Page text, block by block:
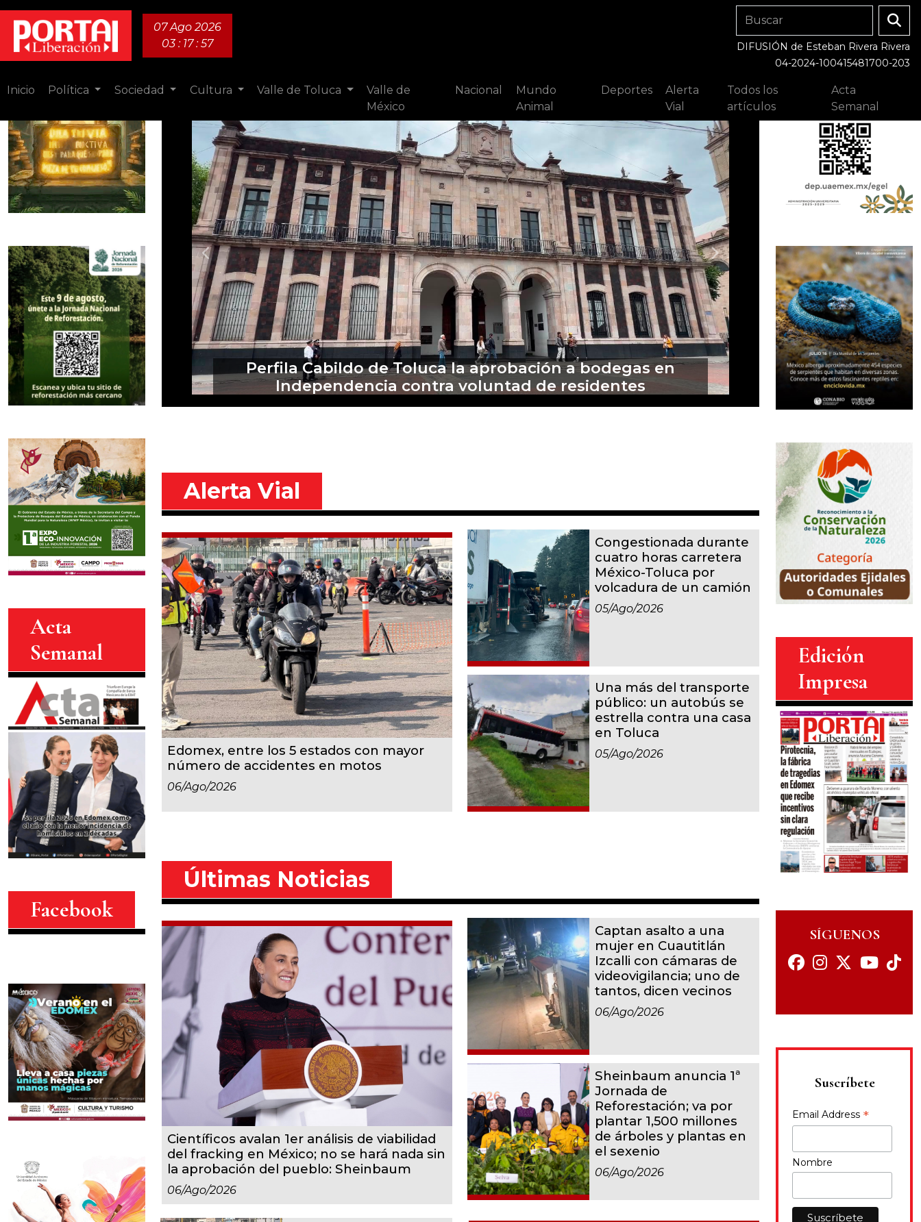
07 Ago 2026
03 : 17 : 59
DIFUSIÓN de Esteban Rivera Rivera
04-2024-100415481700-203
Inicio Política Sociedad Cultura Valle de Toluca
Valle de
México
Nacional
Mundo
Animal
Deportes
Alerta
Vial
Todos los
artículos
Acta
Semanal
Acta
Semanal
Facebook
Restablecen relaciones México y Perú; "seguiremos en
defensa de Pedro Castillo": Sheinbaum
Alerta Vial
Edomex, entre los 5 estados con mayor
número de accidentes en motos
06/ago/2026
Congestionada durante
cuatro horas carretera
México-Toluca por
volcadura de un camión
05/ago/2026
Una más del transporte
público: un autobús se
estrella contra una casa
en Toluca
05/ago/2026
Últimas Noticias
Científicos avalan 1er análisis de viabilidad
del fracking en México; no se hará nada sin
la aprobación del pueblo: Sheinbaum
06/ago/2026
Captan asalto a una
mujer en Cuautitlán
Izcalli con cámaras de
videovigilancia; uno de
tantos, dicen vecinos
06/ago/2026
Sheinbaum anuncia 1ª
Jornada de
Reforestación; va por
plantar 1,500 millones
de árboles y plantas en
el sexenio
06/ago/2026
Edición
Impresa
SÍGUENOS
Suscríbete
Email Address *
Nombre